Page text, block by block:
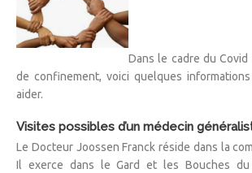
Dans le cadre du
de confinement, voici quelques
aider.
Visites possibles d’un médecin
Le Docteur Joossen Franck réside dans la
Il exerce dans le Gard et les Bouches